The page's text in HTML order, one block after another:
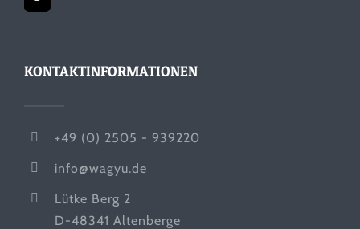
KONTAKTINFORMATIONEN
+49 (0) 2505 - 939220
info@wagyu.de
Lütke Berg 2
D-48341 Altenberge